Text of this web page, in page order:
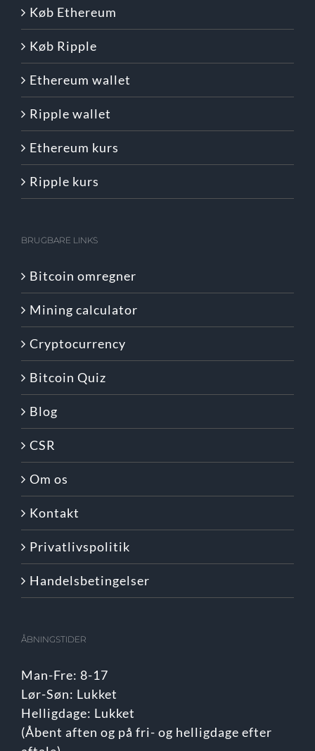
Køb Ethereum
Køb Ripple
Ethereum wallet
Ripple wallet
Ethereum kurs
Ripple kurs
BRUGBARE LINKS
Bitcoin omregner
Mining calculator
Cryptocurrency
Bitcoin Quiz
Blog
CSR
Om os
Kontakt
Privatlivspolitik
Handelsbetingelser
ÅBNINGSTIDER
Man-Fre: 8-17
Lør-Søn: Lukket
Helligdage: Lukket
(Åbent aften og på fri- og helligdage efter